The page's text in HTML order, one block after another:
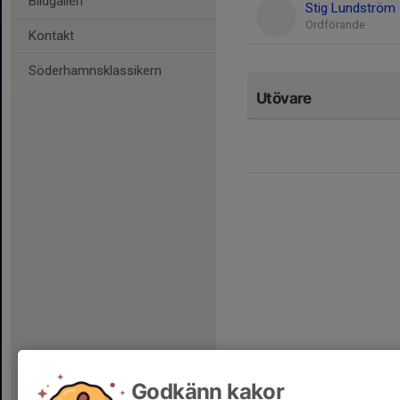
Kontakt
Söderhamnsklassikern
Stig Lundström
Ordförande
Utövare
Godkänn kakor